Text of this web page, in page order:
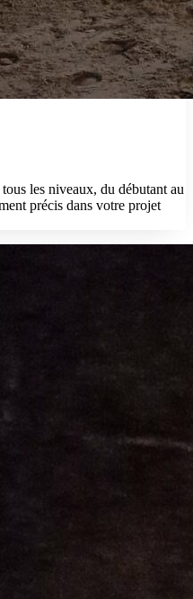
les niveaux, du débutant au
précis dans votre projet